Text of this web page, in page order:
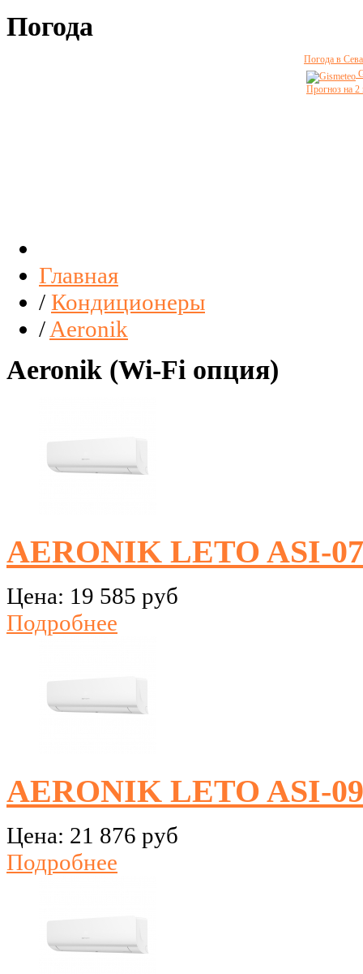
Погода
Погода в
Прогноз на 2
Главная
/ Кондиционеры
/ Aeronik
Aeronik (Wi-Fi опция)
AERONIK LETO ASI-
Цена: 19 585 руб
Подробнее
AERONIK LETO ASI-
Цена: 21 876 руб
Подробнее